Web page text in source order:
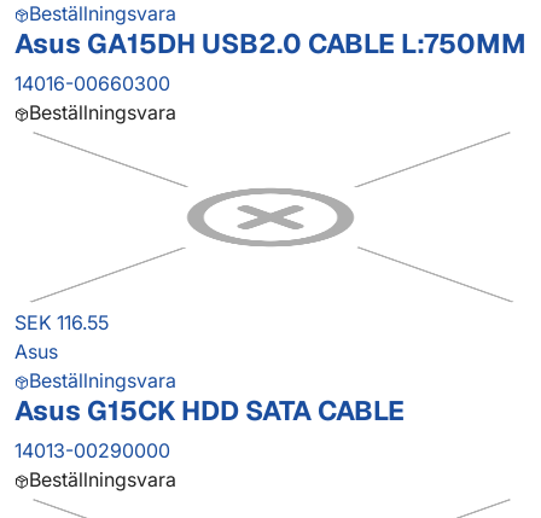
Beställningsvara
Asus GA15DH USB2.0 CABLE L:750MM
14016-00660300
Beställningsvara
SEK 116.55
Asus
Beställningsvara
Asus G15CK HDD SATA CABLE
14013-00290000
Beställningsvara